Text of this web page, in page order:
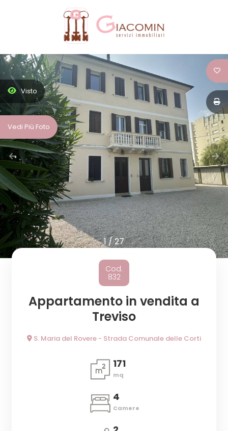
Visto
1/27
Vedi Più Foto
Cod.
832
Appartamento in vendita a
Treviso
S. Maria del Rovere - Strada Comunale delle Corti
171
mq
4
Camere
CHI
SIAMO
IMMOBILI
SERVIZI
CONTATTI
Contratto
Qualsiasi
Vendita
Affitto
Scegli
dove
cercare